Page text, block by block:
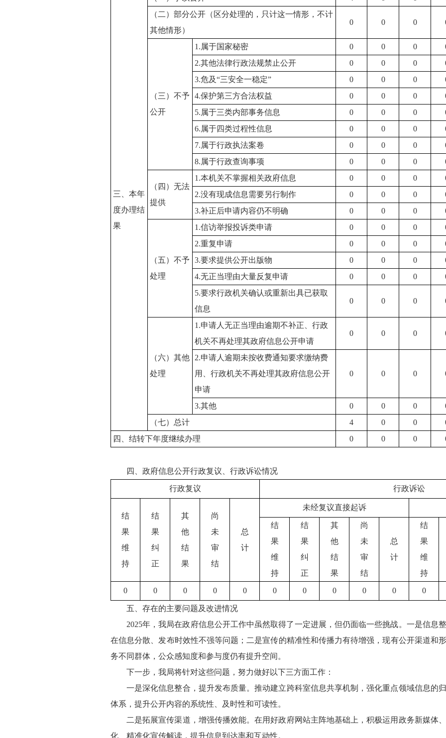
三、本年
度办理结
果
（二）部分公开（区分处理的，只计这一情形，不计
其他情形）
0 0 0
（三）不予
公开
1.属于国家秘密 0 0 0
2.其他法律行政法规禁止公开
0 0 0
3.危及“三安全一稳定”
0 0 0
4.保护第三方合法权益
0 0 0
5.属于三类内部事务信息
0 0 0
6.属于四类过程性信息
0 0 0
7.属于行政执法案卷
0 0 0
8.属于行政查询事项
0 0 0
（四）无法
提供
1.本机关不掌握相关政府信息 0 0 0
2.没有现成信息需要另行制作
0 0 0
3.补正后申请内容仍不明确
0 0 0
（五）不予
处理
1.信访举报投诉类申请 0 0 0
2.重复申请
0 0 0
3.要求提供公开出版物
0 0 0
4.无正当理由大量反复申请
0 0 0
5.要求行政机关确认或重新出具已获取
信息
0 0 0
（六）其他
处理
1.申请人无正当理由逾期不补正、行政
机关不再处理其政府信息公开申请
0 0 0
2.申请人逾期未按收费通知要求缴纳费
用、行政机关不再处理其政府信息公开
申请
0 0 0
3.其他 0 0 0
（七）总计
4 0 0
四、结转下年度继续办理
0 0 0
四、政府信息公开行政复议、行政诉讼情况
行政复议 行政诉讼
结
果
维
持
结
果
纠
正
其
他
结
果
尚
未
审
结
总
计
未经复议直接起诉
结
果
维
持
结
果
纠
正
其
他
结
果
尚
未
审
结
总
计
结
果
维
持
0 0 0 0 0 0 0 0 0 0 0
五、存在的主要问题及改进情况
2025年，我局在政府信息公开工作中虽然取得了一定进展，但仍面临一些挑战。一是信息
在信息分散、发布时效性不强等问题；二是宣传的精准性和传播力有待增强，现有公开渠道和
务不同群体，公众感知度和参与度仍有提升空间。
下一步，我局将针对这些问题，努力做好以下三方面工作：
一是深化信息整合，提升发布质量。推动建立跨科室信息共享机制，强化重点领域信息的
体系，提升公开内容的系统性、及时性和可读性。
二是拓展宣传渠道，增强传播效能。在用好政府网站主阵地基础上，积极运用政务新媒体
化、精准化宣传解读，提升信息到达率和互动性。